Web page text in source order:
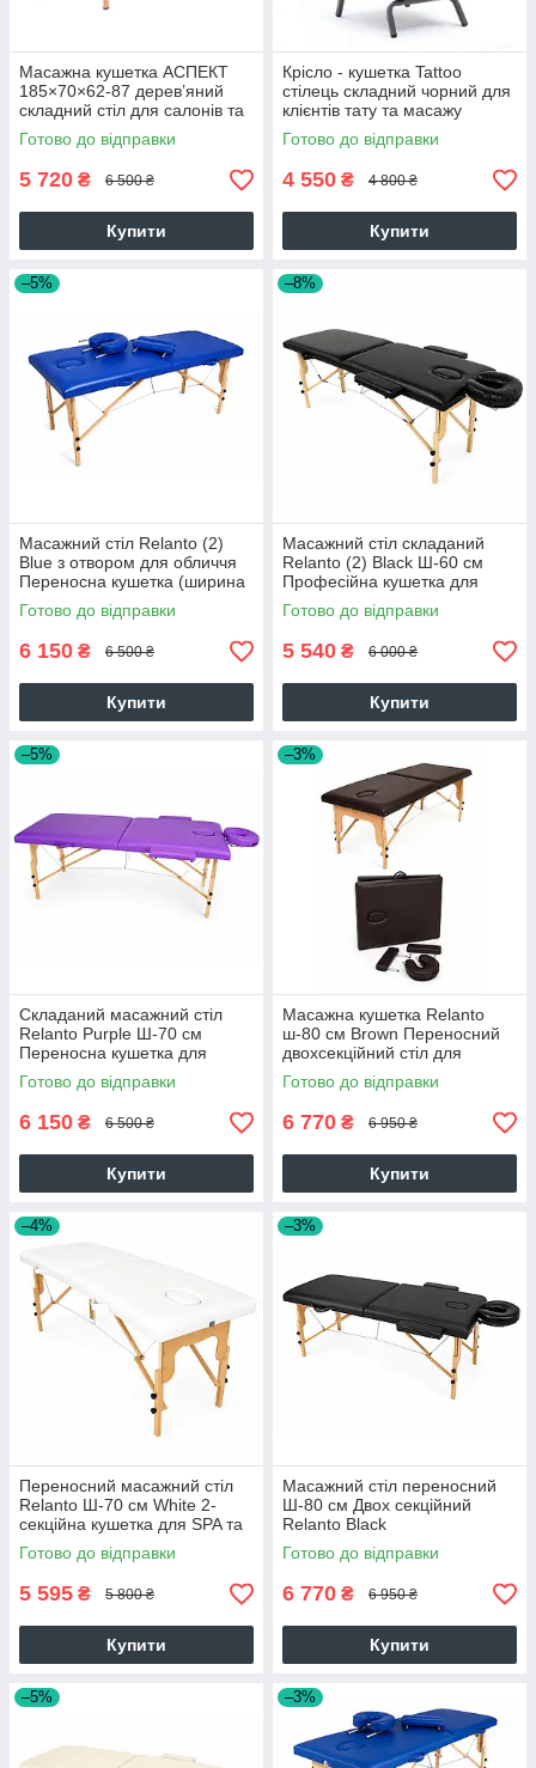
Масажна кушетка АСПЕКТ
185×70×62-87 дерев’яний
складний стіл для салонів та
SPA
Готово до відправки
5 720 ₴ 6 500 ₴
Купити
Крісло - кушетка Tattoo
стілець складний чорний для
клієнтів тату та масажу
шийно-комірцевої зони
SPIRIT
Готово до відправки
4 550 ₴ 4 800 ₴
Купити
–5%
Масажний стіл Relanto (2)
Blue з отвором для обличчя
Переносна кушетка (ширина
70 см) для косметолога
Готово до відправки
6 150 ₴ 6 500 ₴
Купити
–8%
Масажний стіл складаний
Relanto (2) Black Ш-60 см
Професійна кушетка для
масажу та косметології
Готово до відправки
5 540 ₴ 6 000 ₴
Купити
–5%
Складаний масажний стіл
Relanto Purple Ш-70 см
Переносна кушетка для
масажу з отвором для
обличчя
Готово до відправки
6 150 ₴ 6 500 ₴
Купити
–3%
Масажна кушетка Relanto
ш-80 см Brown Переносний
двохсекційний стіл для
масажних процедур
Готово до відправки
6 770 ₴ 6 950 ₴
Купити
–4%
Переносний масажний стіл
Relanto Ш-70 см White 2-
секційна кушетка для SPA та
масажних кабінетів
Готово до відправки
5 595 ₴ 5 800 ₴
Купити
–3%
Масажний стіл переносний
Ш-80 см Двох секційний
Relanto Black
Готово до відправки
6 770 ₴ 6 950 ₴
Купити
–5% –3%